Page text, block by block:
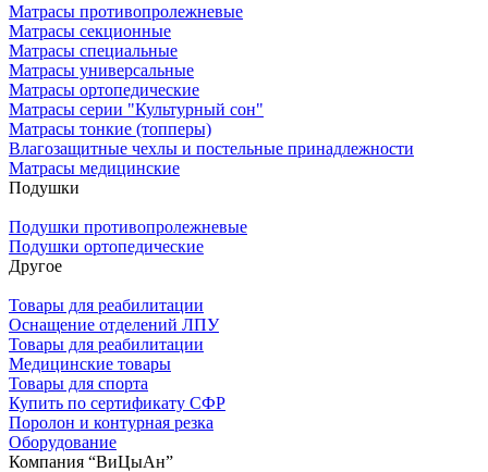
Матрасы противопролежневые
Матрасы секционные
Матрасы специальные
Матрасы универсальные
Матрасы ортопедические
Матрасы серии "Культурный сон"
Матрасы тонкие (топперы)
Влагозащитные чехлы и постельные принадлежности
Матрасы медицинские
Подушки
Подушки противопролежневые
Подушки ортопедические
Другое
Товары для реабилитации
Оснащение отделений ЛПУ
Товары для реабилитации
Медицинские товары
Товары для спорта
Купить по сертификату СФР
Поролон и контурная резка
Оборудование
Компания “ВиЦыАн”